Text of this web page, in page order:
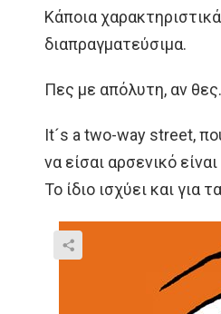
Κάποια
διαπραγματεύσιμα.
Πες με απόλυτη, αν
It´s a two-way street,
να είσαι αρσενικό
Το ίδιο ισχύει και για